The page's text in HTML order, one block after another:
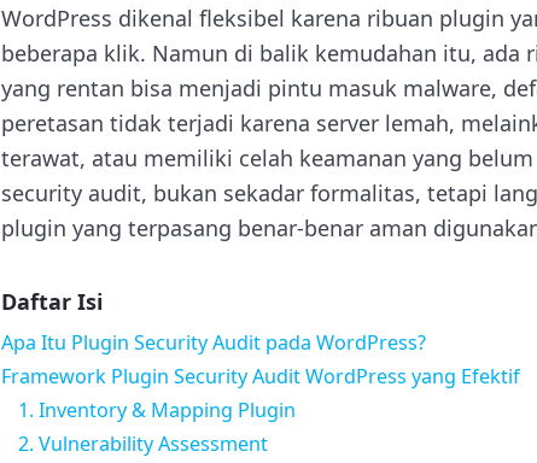
WordPress dikenal fleksibel karena ribuan plugin
beberapa klik. Namun di balik kemudahan itu, ada
yang rentan bisa menjadi pintu masuk malware,
peretasan tidak terjadi karena server lemah,
terawat, atau memiliki celah keamanan yang
security audit, bukan sekadar formalitas, tetapi
plugin yang terpasang benar-benar aman
Daftar Isi
Apa Itu Plugin Security Audit pada WordPress?
Framework Plugin Security Audit WordPress yang Efektif
1. Inventory & Mapping Plugin
2. Vulnerability Assessment